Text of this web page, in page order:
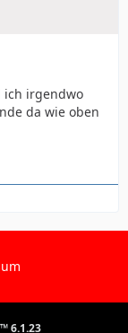
ich irgendwo
da wie oben
6.1.23